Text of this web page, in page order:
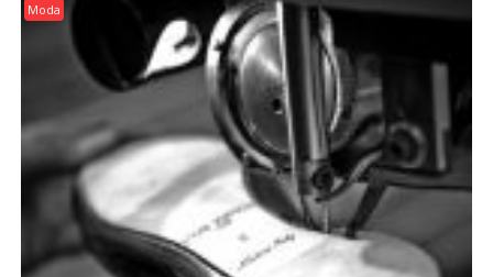
Moda